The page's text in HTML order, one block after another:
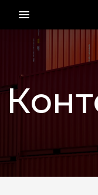
menu_vert
НАЗАД